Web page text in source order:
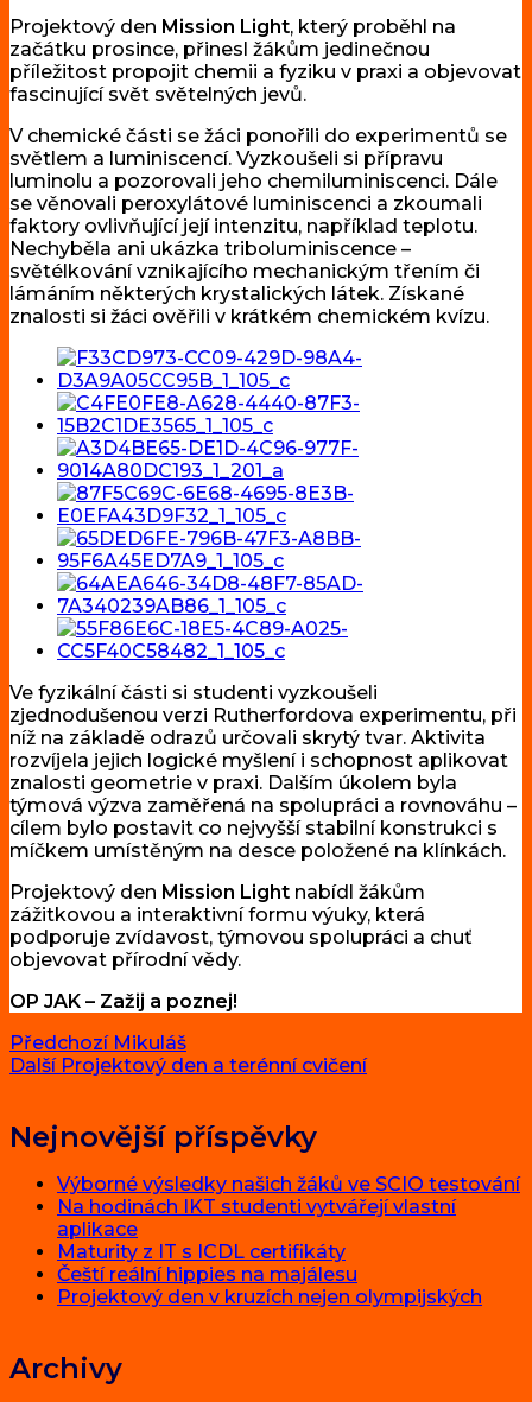
Projektový den Mission Light, který proběhl na
začátku prosince, přinesl žákům jedinečnou
příležitost propojit chemii a fyziku v praxi a objevovat
fascinující svět světelných jevů.
V chemické části se žáci ponořili do experimentů se
světlem a luminiscencí. Vyzkoušeli si přípravu
luminolu a pozorovali jeho chemiluminiscenci. Dále
se věnovali peroxylátové luminiscenci a zkoumali
faktory ovlivňující její intenzitu, například teplotu.
Nechyběla ani ukázka triboluminiscence –
světélkování vznikajícího mechanickým třením či
lámáním některých krystalických látek. Získané
znalosti si žáci ověřili v krátkém chemickém kvízu.
Ve fyzikální části si studenti vyzkoušeli
zjednodušenou verzi Rutherfordova experimentu, při
níž na základě odrazů určovali skrytý tvar. Aktivita
rozvíjela jejich logické myšlení i schopnost aplikovat
znalosti geometrie v praxi. Dalším úkolem byla
týmová výzva zaměřená na spolupráci a rovnováhu –
cílem bylo postavit co nejvyšší stabilní konstrukci s
míčkem umístěným na desce položené na klínkách.
Projektový den Mission Light nabídl žákům
zážitkovou a interaktivní formu výuky, která
podporuje zvídavost, týmovou spolupráci a chuť
objevovat přírodní vědy.
OP JAK – Zažij a poznej!
Navigace
pro
příspěvek
Předchozí Předchozí
příspěvek:
Mikuláš
Další Next
Projektový den a terénní cvičení
Nejnovější příspěvky
Výborné výsledky našich žáků ve SCIO testování
Na hodinách IKT studenti vytvářejí vlastní
aplikace
Maturity z IT s ICDL certifikáty
Čeští reální hippies na majálesu
Projektový den v kruzích nejen olympijských
Archivy